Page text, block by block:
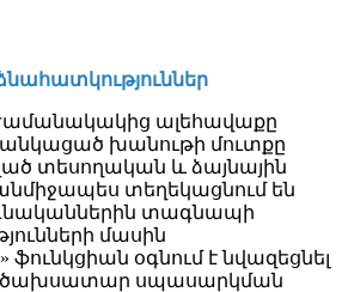
ալեհավաքը
խանութի մուտքը
տեսողական և ձայնային
անմիջապես տեղեկացնում են
տագնապի
մասին
ֆունկցիան օգնում է նվազեցնել
ծախսատար սպասարկման